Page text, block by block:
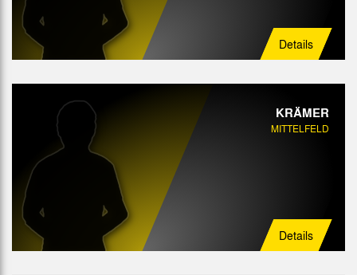
Details
KRÄMER
MITTELFELD
Details